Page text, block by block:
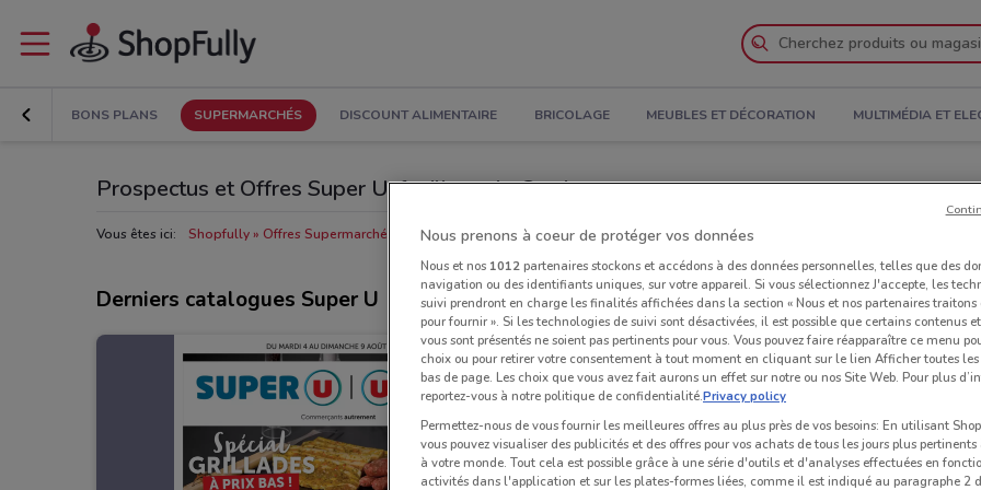
BONS PLANS SUPERMARCHÉS DISCOUNT ALIMENTAIRE BRICOLAGE MEUBLES ET DÉCORATION MULTIMÉDIA ET
Prospectus et Offres Super U: feuilletez le Catalogue
Vous êtes ici: Shopfully Offres Supermarchés à proximité Magasins Super U à proximité
Derniers catalogues Super U
Nous prenons à coeur de protéger vos données
Nous et nos 1012partenaires stockons et accédons à des données personnelles, telles que des
navigation ou des identifiants uniques, sur votre appareil. Si vous sélectionnez J'accepte, les
suivi prendront en charge les finalités affichées dans la section « Nous et nos partenaires traitons
pour fournir ». Si les technologies de suivi sont désactivées, il est possible que certains contenus
vous sont présentés ne soient pas pertinents pour vous. Vous pouvez faire réapparaître ce menu
choix ou pour retirer votre consentement à tout moment en cliquant sur le lien Afficher toutes
bas de page. Les choix que vous avez fait aurons un effet sur notre ou nos Site Web. Pour plus
reportez-vous à notre politique de confidentialité.Privacy policy
Permettez-nous de vous fournir les meilleures offres au plus près de vos besoins: En utilisant
vous pouvez visualiser des publicités et des offres pour vos achats de tous les jours plus pertinents
à votre monde. Tout cela est possible grâce à une série d'outils et d'analyses effectuées en
activités dans l'application et sur les plates-formes liées, comme il est indiqué au paragraphe 2